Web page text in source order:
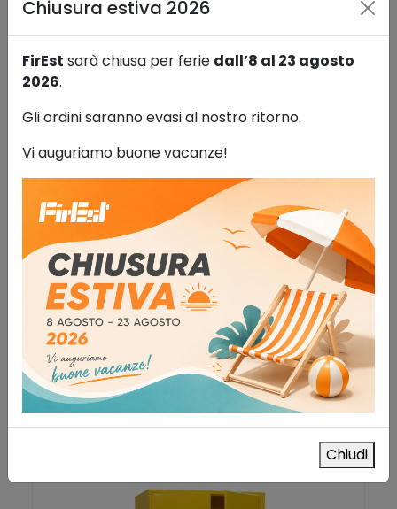
Armadio componibile per liquidi
infiammabili 66 lt
Sistemi di stoccaggio
560,00
IVA esclusa
AGGIUNGI AL CARRELLO
Aggiungi alla lista dei desideri
Chiusura estiva 2026
FirEst sarà chiusa per ferie dall’8 al 23 agosto
2026.
Gli ordini saranno evasi al nostro ritorno.
Vi auguriamo buone vacanze!
Chiudi